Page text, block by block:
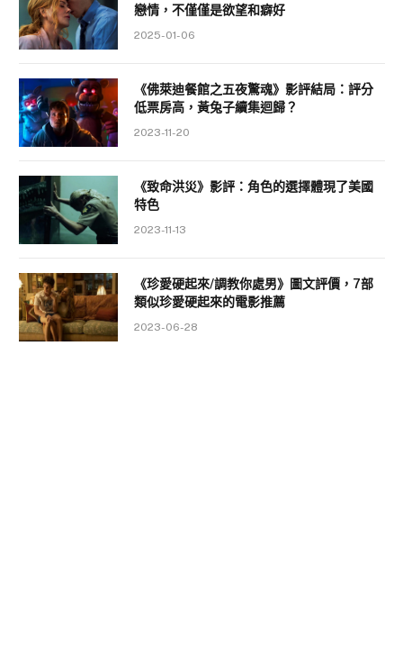
戀情，不僅僅是欲望和癖好
2025-01-06
《佛萊迪餐館之五夜驚魂》影評結局：評分
低票房高，黃兔子續集迴歸？
2023-11-20
《致命洪災》影評：角色的選擇體現了美國
特色
2023-11-13
《珍愛硬起來/調教你處男》圖文評價，7部
類似珍愛硬起來的電影推薦
2023-06-28